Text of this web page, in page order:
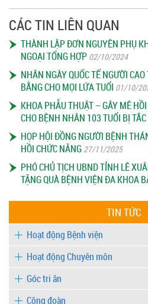
CÁC TIN LIÊN QUAN
THÀNH LẬP ĐƠN NGUYÊN PHỤ
NGOẠI TỔNG HỢP 02/10/2024
NHÂN NGÀY QUỐC TẾ NGƯỜI
BẰNG CHO MỌI LỨA TUỔI 01/10/
KHOA PHẪU THUẬT – GÂY MÊ
CHO BỆNH NHÂN 103 TUỔI BỊ TẮC
HỌP HỘI ĐỒNG NGƯỜI BỆNH
HỒI CHỨC NĂNG 27/11/2025
PHÓ CHỦ TỊCH UBND TỈNH LÊ
TẶNG QUÀ BỆNH VIỆN ĐA KHOA
TIN TỨC
Hoạt động Bệnh viện
Hoạt động Chuyên môn
Góc tri ân
Công đoàn